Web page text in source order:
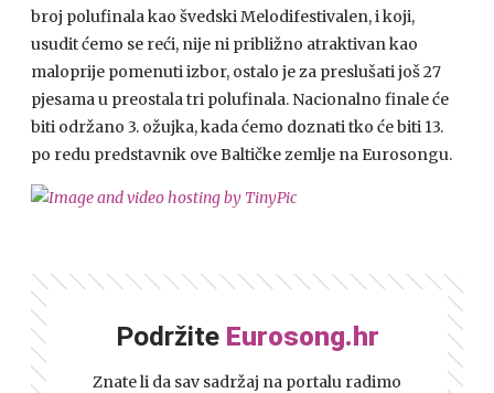
broj polufinala kao švedski Melodifestivalen, i koji,
usudit ćemo se reći, nije ni približno atraktivan kao
maloprije pomenuti izbor, ostalo je za preslušati još 27
pjesama u preostala tri polufinala. Nacionalno finale će
biti održano 3. ožujka, kada ćemo doznati tko će biti 13.
po redu predstavnik ove Baltičke zemlje na Eurosongu.
Podržite Eurosong.hr
Znate li da sav sadržaj na portalu radimo